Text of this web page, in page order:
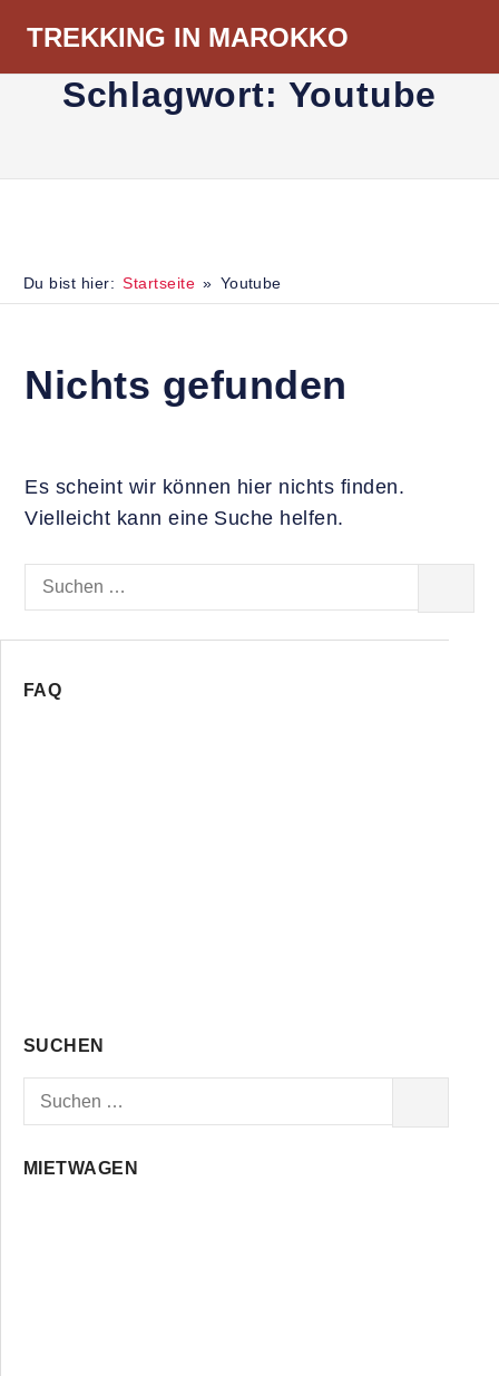
TREKKING IN MAROKKO
Schlagwort: Youtube
Du bist hier: Startseite Youtube
Nichts gefunden
Es scheint wir können hier nichts finden.
Vielleicht kann eine Suche helfen.
Suchen
nach:
FAQ
SUCHEN
Suchen
MIETWAGEN